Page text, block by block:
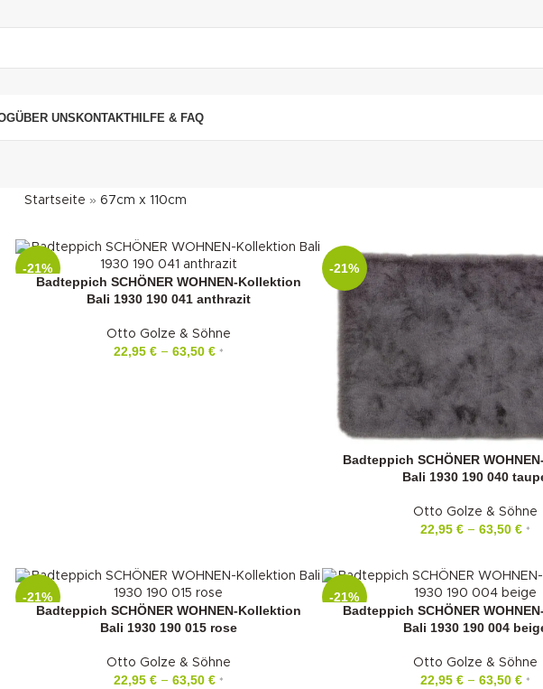
ÜBER UNSKONTAKTHILFE & FAQ
Startseite » 67cm x 110cm
-21%
Badteppich SCHÖNER WOHNEN-Kollektion
Bali 1930 190 041 anthrazit
Otto Golze & Söhne
22,95 €– 63,50 € *
-21%
Badteppich SCHÖNER
Bali 1930 190 040
Otto Golze & Söhne
22,95 €– 63,50 € *
-21%
Badteppich SCHÖNER WOHNEN-Kollektion
Bali 1930 190 015 rose
Otto Golze & Söhne
22,95 €– 63,50 € *
-21%
Badteppich SCHÖNER
Bali 1930 190 004
Otto Golze & Söhne
22,95 €– 63,50 € *